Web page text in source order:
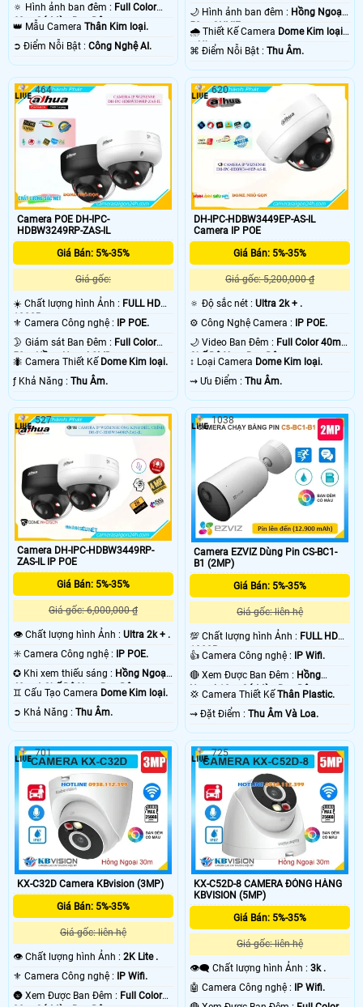
🔅 Hình ảnh ban đêm : Full Color
60m Có Màu Ban Ðêm.
👑 Mẫu Camera Thân Kim loại.
️➲ Điểm Nỗi Bật : Công Nghệ AI.
🌙 Hình ảnh ban đêm : Hồng Ngoại
50m ONVIF.
🌧️ Thiết Kế Camera Dome Kim loại
+ Nhựa.
️⌘ Điểm Nỗi Bật :Thu Âm.
Camera POE DH-IPC-
HDBW3249RP-ZAS-IL
Giá Bán: 5%-35%
Giá gốc:
☀️ Chất lượng hình Ảnh : FULL HD
1080P .
⚜️ Camera Công nghệ :
IP POE.
🌛 Giám sát Ban Đêm : Full Color
50m Hồng Ngoại SMD.
🐜 Camera Thiết Kế Dome Kim loại.
️ƒ Khả Năng : Thu Âm.
464
DH-IPC-HDBW3449EP-AS-IL
Camera IP POE
Giá Bán: 5%-35%
Giá gốc: 5,200,000 ₫
🔅 Độ sắc nét :Ultra 2k + .
⚙ Công Nghệ Camera :
IP POE.
🌙 Video Ban Đêm : Full Color 40m 4
Chế Độ Xem Ban Đêm.
↕️ Loại Camera Dome Kim loại.
️⇝ Ưu Điểm :Thu Âm.
620
Camera DH-IPC-HDBW3449RP-
ZAS-IL IP POE
Giá Bán: 5%-35%
Giá gốc: 6,000,000 ₫
👁 Chất lượng hình Ảnh : Ultra 2k + .
✳️ Camera Công nghệ :
IP POE.
✪ Khi xem thiếu sáng : Hồng Ngoại
40m 4 Chế Độ Xem Ban Đêm.
♊ Cấu Tạo Camera Dome Kim loại.
️➲ Khả Năng : Thu Âm.
527
Camera EZVIZ Dùng Pin CS-BC1-
B1 (2MP)
Giá Bán: 5%-35%
Giá gốc: liên hệ
💯 Chất lượng hình Ảnh : FULL HD
1080P .
👍 Camera Công nghệ : IP Wifi.
🔴 Xem Được Ban Đêm : Hồng
Ngoại 10m Có Màu Ban Ðêm.
💢 Camera Thiết KếThân Plastic.
️⇝ Đặt Điểm :Thu Âm Và Loa.
1038
KX-C32D Camera KBvision (3MP)
Giá Bán: 5%-35%
Giá gốc: liên hệ
👁 Chất lượng hình Ảnh : 2K Lite .
⚜️ Camera Công nghệ :
IP Wifi.
🌚 Xem Được Ban Đêm : Full Color
701
KX-C52D-8 CAMERA ĐÓNG HÀNG
KBVISION (5MP)
Giá Bán: 5%-35%
Giá gốc: liên hệ
👁️‍🗨 Chất lượng hình Ảnh :3k .
🤖️ Camera Công nghệ :
IP Wifi.
725